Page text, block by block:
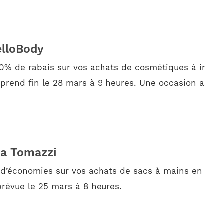
de rabais sur vos achats de cosmétiques
fin le 28 mars à 9 heures. Une occasion
Tomazzi
d’économies sur vos achats de sacs à mains
le 25 mars à 8 heures.